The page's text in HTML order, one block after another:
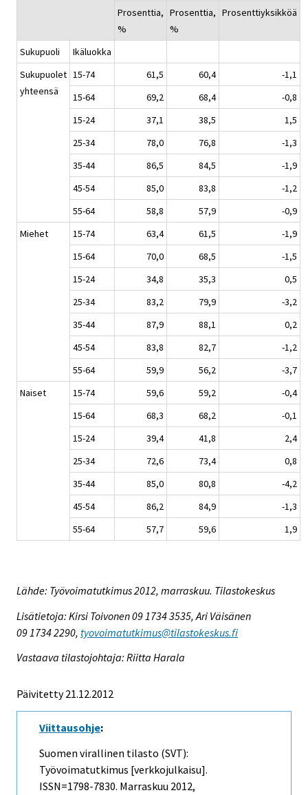
Prosenttia,
%
Prosenttia,
%
Prosenttiyksikköä
Sukupuoli
Ikäluokka
Sukupuolet
yhteensä
15-74 61,5 60,4
-1,1
15-64
69,2 68,4
-0,8
15-24
37,1 38,5
1,5
25-34
78,0 76,8
-1,3
35-44
86,5 84,5
-1,9
45-54
85,0 83,8
-1,2
55-64
58,8 57,9
-0,9
Miehet
15-74 63,4 61,5
-1,9
15-64
70,0 68,5
-1,5
15-24
34,8 35,3
0,5
25-34
83,2 79,9
-3,2
35-44
87,9 88,1
0,2
45-54
83,8 82,7
-1,2
55-64
59,9 56,2
-3,7
Naiset
15-74 59,6 59,2
-0,4
15-64
68,3 68,2
-0,1
15-24
39,4 41,8
2,4
25-34
72,6 73,4
0,8
35-44
85,0 80,8
-4,2
45-54
86,2 84,9
-1,3
55-64
57,7 59,6 1,9
Lähde: Työvoimatutkimus 2012, marraskuu. Tilastokeskus
Lisätietoja: Kirsi Toivonen 09 1734 3535, Ari Väisänen
09 1734 2290, tyovoimatutkimus@tilastokeskus.fi
Vastaava tilastojohtaja: Riitta Harala
Päivitetty 21.12.2012
Viittausohje:
Suomen virallinen tilasto (SVT):
Työvoimatutkimus [verkkojulkaisu].
ISSN=1798-7830. Marraskuu 2012,